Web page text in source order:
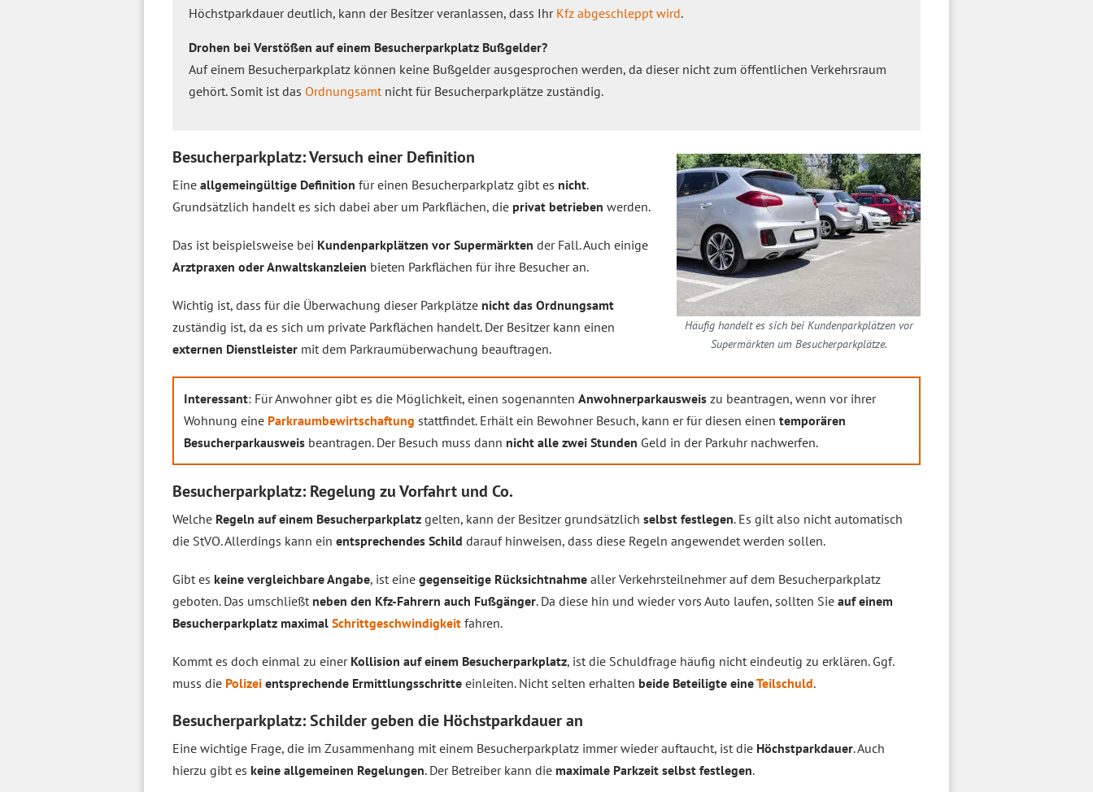
Höchstparkdauer deutlich, kann der Besitzer veranlassen, dass Ihr Kfz abgeschleppt wird.
Drohen bei Verstößen auf einem Besucherparkplatz Bußgelder?
Auf einem Besucherparkplatz können keine Bußgelder ausgesprochen werden, da dieser nicht zum öffentlichen Verkehrsraum
gehört. Somit ist das Ordnungsamtnicht für Besucherparkplätze zuständig.
Häufig handelt es sich bei Kundenparkplätzen vor
Supermärkten um Besucherparkplätze.
Besucherparkplatz: Versuch einer Definition
Eine allgemeingültige Definition für einen Besucherparkplatz gibt es nicht.
Grundsätzlich handelt es sich dabei aber um Parkflächen, die privat betrieben werden.
Das ist beispielsweise bei Kundenparkplätzen vor Supermärkten der Fall. Auch einige
Arztpraxen oder Anwaltskanzleien bieten Parkflächen für ihre Besucher an.
Wichtig ist, dass für die Überwachung dieser Parkplätze nicht das Ordnungsamt
zuständig ist, da es sich um private Parkflächen handelt. Der Besitzer kann einen
externen Dienstleister mit dem Parkraumüberwachung beauftragen.
Interessant: Für Anwohner gibt es die Möglichkeit, einen sogenannten Anwohnerparkausweis zu beantragen, wenn vor ihrer
Wohnung eine Parkraumbewirtschaftung stattfindet. Erhält ein Bewohner Besuch, kann er für diesen einen temporären
Besucherparkausweis beantragen. Der Besuch muss dann nicht alle zwei Stunden Geld in der Parkuhr nachwerfen.
Besucherparkplatz: Regelung zu Vorfahrt und Co.
Welche Regeln auf einem Besucherparkplatz gelten, kann der Besitzer grundsätzlich selbst festlegen. Es gilt also nicht automatisch
die StVO. Allerdings kann ein entsprechendes Schild darauf hinweisen, dass diese Regeln angewendet werden sollen.
Gibt es keine vergleichbare Angabe, ist eine gegenseitige Rücksichtnahme aller Verkehrsteilnehmer auf dem Besucherparkplatz
geboten. Das umschließt neben den Kfz-Fahrern auch Fußgänger. Da diese hin und wieder vors Auto laufen, sollten Sie auf einem
Besucherparkplatz maximal Schrittgeschwindigkeit fahren.
Kommt es doch einmal zu einer Kollision auf einem Besucherparkplatz, ist die Schuldfrage häufig nicht eindeutig zu erklären. Ggf.
muss die Polizei entsprechende Ermittlungsschritte einleiten. Nicht selten erhalten beide Beteiligte eineTeilschuld.
Besucherparkplatz: Schilder geben die Höchstparkdauer an
Eine wichtige Frage, die im Zusammenhang mit einem Besucherparkplatz immer wieder auftaucht, ist die Höchstparkdauer. Auch
hierzu gibt es keine allgemeinen Regelungen. Der Betreiber kann die maximale Parkzeit selbst festlegen.